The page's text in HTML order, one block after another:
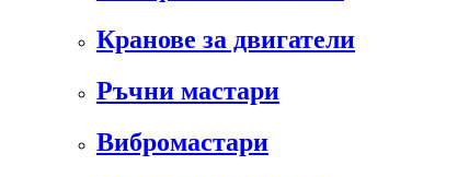
Кранове за двигатели
Ръчни мастари
Вибромастари